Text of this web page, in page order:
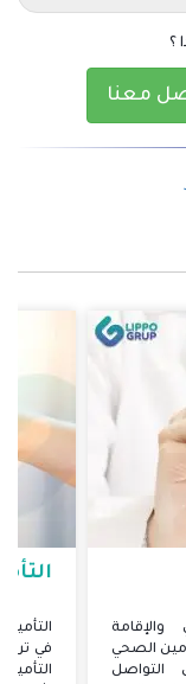
؟
معنا
الصحي
التواصل
في